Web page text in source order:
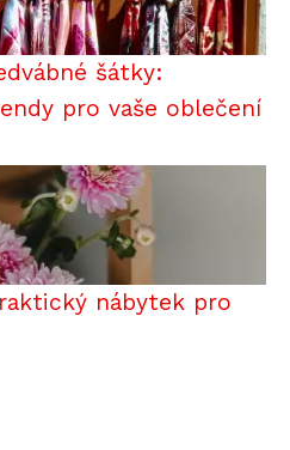
šátky:
pro vaše oblečení
nábytek pro